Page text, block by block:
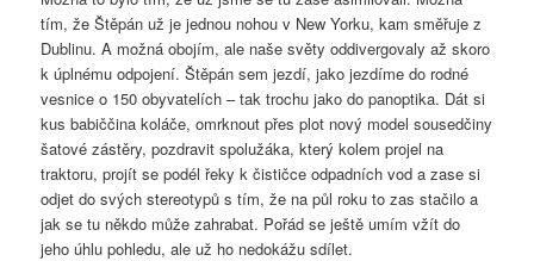
tím, že Štěpán už je jednou nohou v New Yorku, kam směřuje z
Dublinu. A možná obojím, ale naše světy oddivergovaly až skoro
k úplnému odpojení. Štěpán sem jezdí, jako jezdíme do rodné
vesnice o 150 obyvatelích – tak trochu jako do panoptika. Dát si
kus babiččina koláče, omrknout přes plot nový model sousedčiny
šatové zástěry, pozdravit spolužáka, který kolem projel na
traktoru, projít se podél řeky k čističce odpadních vod a zase si
odjet do svých stereotypů s tím, že na půl roku to zas stačilo a
jak se tu někdo může zahrabat. Pořád se ještě umím vžít do
jeho úhlu pohledu, ale už ho nedokážu sdílet.